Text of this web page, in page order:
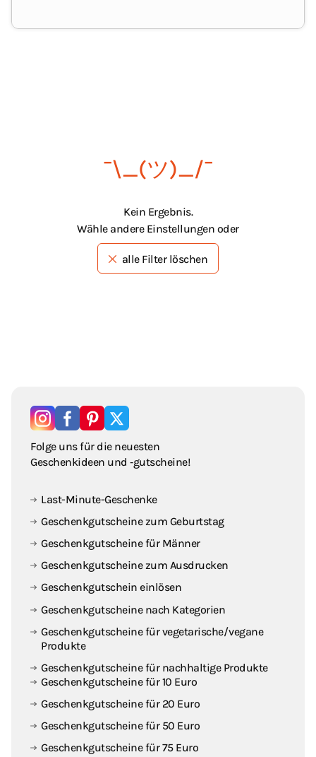
¯\_(ツ)_/¯
Kein Ergebnis.
Wähle andere Einstellungen oder
alle Filter löschen
Folge uns für die neuesten
Geschenkideen und ‑gutscheine!
Geschenkgutscheine für 10 Euro
Geschenkgutscheine für 20 Euro
Geschenkgutscheine für 50 Euro
Geschenkgutscheine für 75 Euro
Last-Minute-Geschenke
Geschenkgutscheine zum Geburtstag
Geschenkgutscheine für Männer
Geschenkgutscheine zum Ausdrucken
Geschenkgutschein einlösen
Geschenkgutscheine nach Kategorien
Geschenkgutscheine für vegetarische / vegane
Produkte
Geschenkgutscheine für nachhaltige Produkte